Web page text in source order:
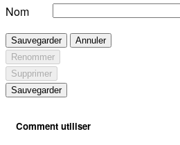
Nom
Sauvegarder
Annuler
Renommer
Supprimer
Sauvegarder
Comment utiliser